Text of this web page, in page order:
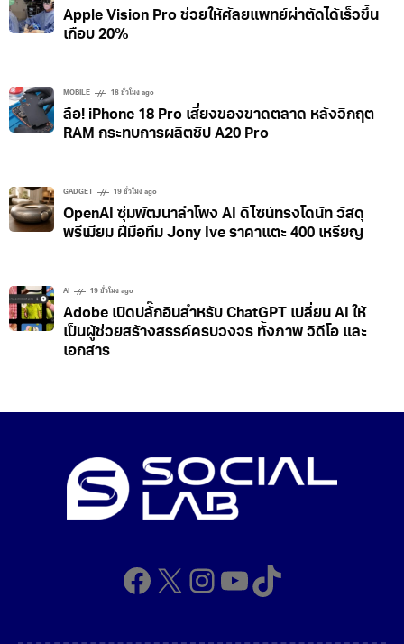
Apple Vision Pro ช่วยให้ศัลยแพทย์ผ่าตัดได้เร็วขึ้น
เกือบ 20%
MOBILE 18 ชั่วโมง ago
ลือ! iPhone 18 Pro เสี่ยงของขาดตลาด หลังวิกฤต
RAM กระทบการผลิตชิป A20 Pro
GADGET 19 ชั่วโมง ago
OpenAI ซุ่มพัฒนาลำโพง AI ดีไซน์ทรงโดนัท วัสดุ
พรีเมียม ฝีมือทีม Jony Ive ราคาแตะ 400 เหรียญ
AI 19 ชั่วโมง ago
Adobe เปิดปลั๊กอินสำหรับ ChatGPT เปลี่ยน AI ให้
เป็นผู้ช่วยสร้างสรรค์ครบวงจร ทั้งภาพ วิดีโอ และ
เอกสาร
Facebook
X Instagram
YouTube
TikTok